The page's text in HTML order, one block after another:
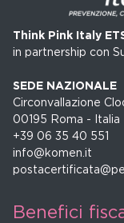
Think Pink Italy
in partnership con
SEDE NAZIONALE
Circonvallazione
00195 Roma - Italia
+39 06 35 40 551
info@komen.it
Benefici